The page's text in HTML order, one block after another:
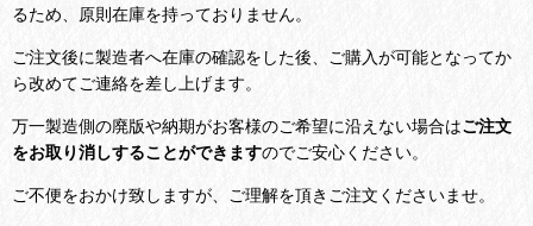
るため、原則在庫を持っておりません。
ご注文後に製造者へ在庫の確認をした後、ご購入が可能となってか
ら改めてご連絡を差し上げます。
万一製造側の廃版や納期がお客様のご希望に沿えない場合はご注文
をお取り消しすることができますのでご安心ください。
ご不便をおかけ致しますが、ご理解を頂きご注文くださいませ。